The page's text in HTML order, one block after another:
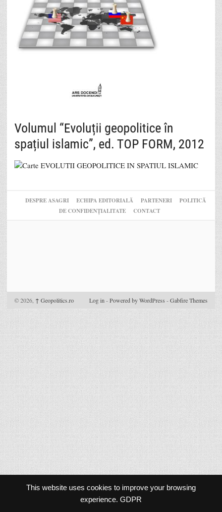
This website uses cookies to improve your browsing
experience. GDPR
Volumul “Evoluții geopolitice în
spațiul islamic”, ed. TOP FORM, 2012
DESPRE ASAGRI ECHIPA EDITORIALĂ PARTENERI
POLITICĂ
DE CONFIDENȚIALITATE
CONTACT
© 2026, ↑ Geopolitics.ro Log in-Powered by WordPress -Gabfire Themes